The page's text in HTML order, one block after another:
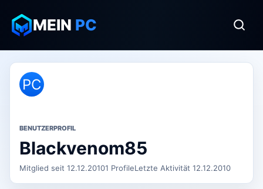
MEIN PC
PC
BENUTZERPROFIL
Blackvenom85
Mitglied seit 12.12.20101 ProfileLetzte Aktivität 12.12.2010